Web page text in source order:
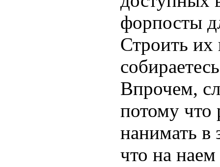
форпосты
Строить их
Впрочем,
потому что
нанимать в
что на наем